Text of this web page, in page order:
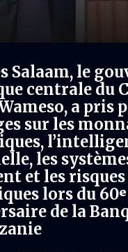
Salaam, le
centrale du
a pris
sur les
les
et les risques
lors du 60ᵉ
de la